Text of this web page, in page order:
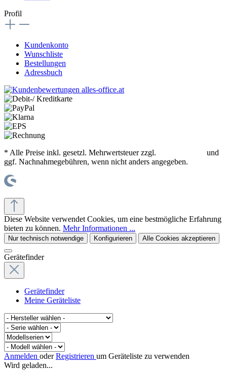
Profil
Kundenkonto
Wunschliste
Bestellungen
Adressbuch
* Alle Preise inkl. gesetzl. Mehrwertsteuer zzgl.
und
ggf. Nachnahmegebühren, wenn nicht anders angegeben.
Diese Website verwendet Cookies, um eine bestmögliche Erfahrung
bieten zu können. Mehr Informationen ...
Nur technisch notwendige Konfigurieren Alle Cookies akzeptieren
Gerätefinder
Gerätefinder
Meine Geräteliste
Anmelden oderRegistrieren um Geräteliste zu verwenden
Wird geladen...